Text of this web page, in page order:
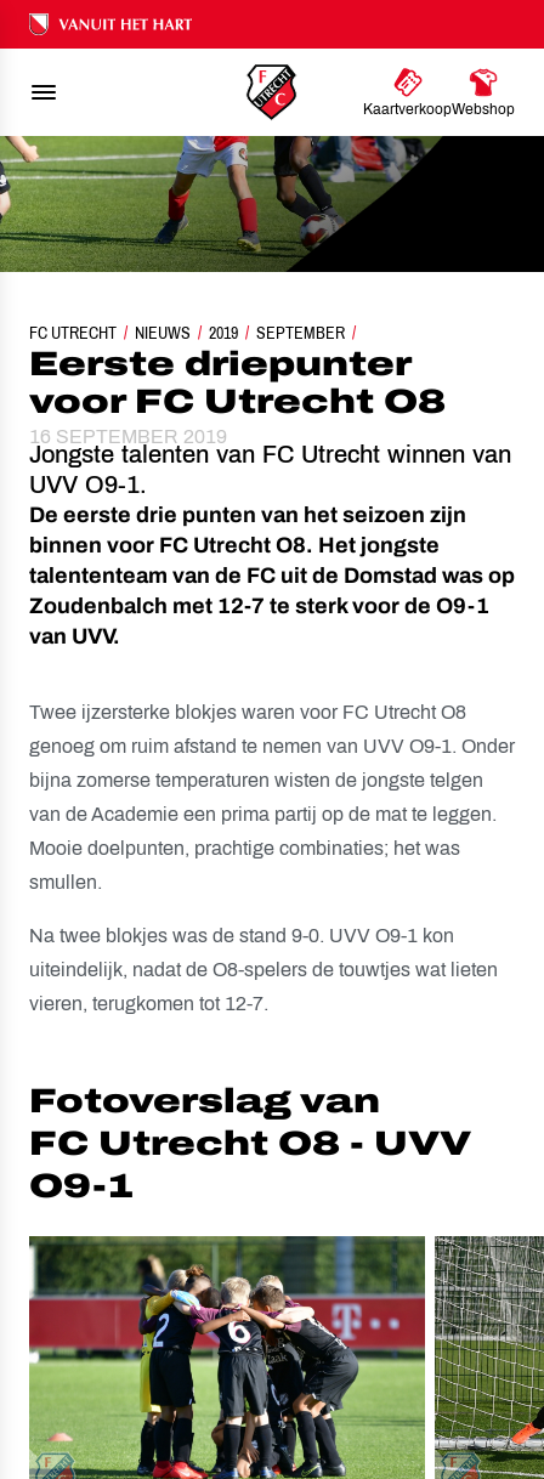
Ons nalatenschap
KaartverkoopWebshop
FC UTRECHT NIEUWS 2019 SEPTEMBER
EERSTE DRIEPUNTER VOOR FC UTRECHT O8
Eerste driepunter
voor FC Utrecht O8
16 SEPTEMBER 2019
Jongste talenten van FC Utrecht winnen van
UVV O9-1.
De eerste drie punten van het seizoen zijn
binnen voor FC Utrecht O8. Het jongste
talententeam van de FC uit de Domstad was op
Zoudenbalch met 12-7 te sterk voor de O9-1
van UVV.
Twee ijzersterke blokjes waren voor FC Utrecht O8
genoeg om ruim afstand te nemen van UVV O9-1. Onder
bijna zomerse temperaturen wisten de jongste telgen
van de Academie een prima partij op de mat te leggen.
Mooie doelpunten, prachtige combinaties; het was
smullen.
Na twee blokjes was de stand 9-0. UVV O9-1 kon
uiteindelijk, nadat de O8-spelers de touwtjes wat lieten
vieren, terugkomen tot 12-7.
Fotoverslag van
FC Utrecht O8 - UVV
O9-1